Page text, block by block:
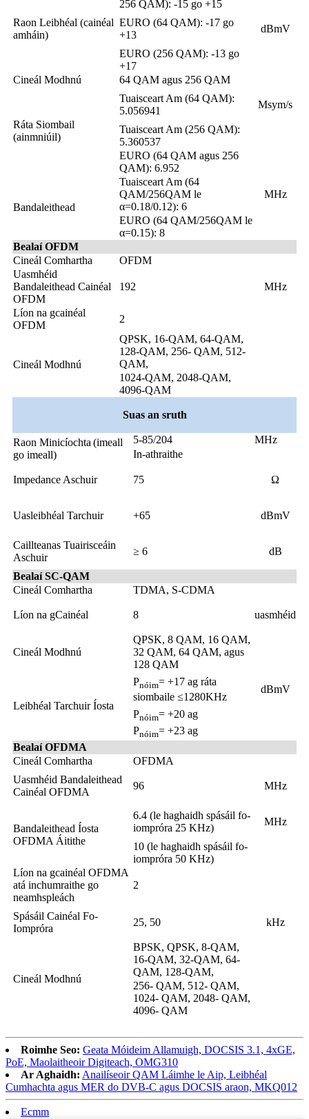
Raon Leibhéal (cainéal
amháin)
256 QAM): -15 go +15
EURO (64 QAM): -17 go
+13
dBmV
EURO (256 QAM): -13 go
+17
Cineál Modhnú
64 QAM agus 256 QAM
Ráta Siombail
(ainmniúil)
Tuaisceart Am (64 QAM):
5.056941
Msym/s
Tuaisceart Am (256 QAM):
5.360537
EURO (64 QAM agus 256
QAM): 6.952
Bandaleithead
Tuaisceart Am (64
QAM/256QAM le
α=0.18/0.12): 6
MHz
EURO (64 QAM/256QAM le
α=0.15): 8
Bealaí OFDM
Cineál Comhartha
OFDM
Uasmhéid
Bandaleithead Cainéal
OFDM
192 MHz
Líon na gcainéal
OFDM
2
Cineál Modhnú
QPSK, 16-QAM, 64-QAM,
128-QAM, 256- QAM, 512-
QAM,
1024-QAM, 2048-QAM,
4096-QAM
Suas an sruth
Raon Minicíochta(imeall
go imeall)
5-85/204
MHz
In-athraithe
Impedance Aschuir 75 Ω
Uasleibhéal Tarchuir +65 dBmV
Caillteanas Tuairisceáin
Aschuir
≥ 6 dB
Bealaí SC-QAM
Cineál Comhartha
TDMA, S-CDMA
Líon na gCainéal 8 uasmhéid
Cineál Modhnú
QPSK, 8 QAM, 16 QAM,
32 QAM, 64 QAM, agus
128 QAM
Leibhéal Tarchuir Íosta
Pnóim= +17 ag ráta
siombaile ≤1280KHz
dBmV
Pnóim= +20 ag
Pnóim= +23 ag
Bealaí OFDMA
Cineál Comhartha
OFDMA
Uasmhéid Bandaleithead
Cainéal OFDMA
96 MHz
Bandaleithead Íosta
OFDMA Áitithe
6.4 (le haghaidh spásáil fo-
iompróra 25 KHz)
MHz
10 (le haghaidh spásáil fo-
iompróra 50 KHz)
Líon na gcainéal OFDMA
atá inchumraithe go
neamhspleách
2
Spásáil Cainéal Fo-
Iompróra
25, 50 kHz
Cineál Modhnú
BPSK, QPSK, 8-QAM,
16-QAM, 32-QAM, 64-
QAM, 128-QAM,
256- QAM, 512- QAM,
1024- QAM, 2048- QAM,
4096- QAM
Roimhe Seo: Geata Móideim Allamuigh, DOCSIS 3.1, 4xGE,
PoE, Maolaitheoir Digiteach, OMG310
Ar Aghaidh: Anailíseoir QAM Láimhe le Aip, Leibhéal
Cumhachta agus MER do DVB-C agus DOCSIS araon, MKQ012
Ecmm